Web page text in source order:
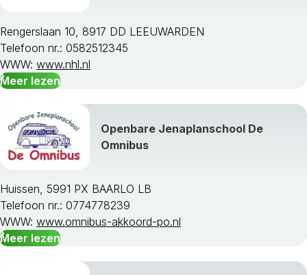
Rengerslaan 10, 8917 DD LEEUWARDEN
Telefoon nr.: 0582512345
WWW: www.nhl.nl
Meer lezen
Openbare Jenaplanschool De
Omnibus
Huissen, 5991 PX BAARLO LB
Telefoon nr.: 0774778239
WWW: www.omnibus-akkoord-po.nl
Meer lezen